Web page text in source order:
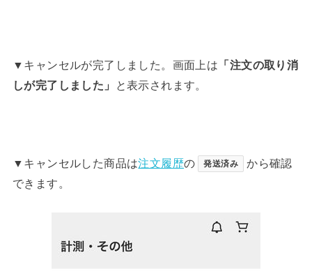
▼キャンセルが完了しました。画面上は 「注文の取り消
しが完了しました」
と表示されます。
▼キャンセルした商品は注文履歴の 発送済み
から確認
できます。